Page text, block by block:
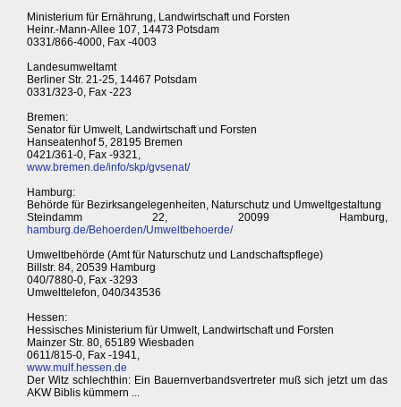
Ministerium für Ernährung, Landwirtschaft und Forsten
Heinr.-Mann-Allee 107, 14473 Potsdam
0331/866-4000, Fax -4003
Landesumweltamt
Berliner Str. 21-25, 14467 Potsdam
0331/323-0, Fax -223
Bremen:
Senator für Umwelt, Landwirtschaft und Forsten
Hanseatenhof 5, 28195 Bremen
0421/361-0, Fax -9321,
www.bremen.de/info/skp/gvsenat/
Hamburg:
Behörde für Bezirksangelegenheiten, Naturschutz und Umweltgestaltung
Steindamm 22, 20099 Hamburg,
hamburg.de/Behoerden/Umweltbehoerde/
Umweltbehörde (Amt für Naturschutz und Landschaftspflege)
Billstr. 84, 20539 Hamburg
040/7880-0, Fax -3293
Umwelttelefon, 040/343536
Hessen:
Hessisches Ministerium für Umwelt, Landwirtschaft und Forsten
Mainzer Str. 80, 65189 Wiesbaden
0611/815-0, Fax -1941,
www.mulf.hessen.de
Der Witz schlechthin: Ein Bauernverbandsvertreter muß sich jetzt um das
AKW Biblis kümmern ...